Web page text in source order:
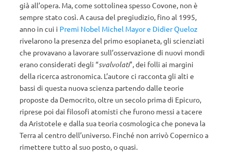
già all’opera. Ma, come sottolinea spesso Covone, non è
sempre stato così. A causa del pregiudizio, fino al 1995,
anno in cui i Premi Nobel Michel Mayor e Didier Queloz
rivelarono la presenza del primo esopianeta, gli scienziati
che provavano a lavorare sull’osservazione di nuovi mondi
erano considerati degli “svalvolati”, dei folli ai margini
della ricerca astronomica. L’autore ci racconta gli alti e
bassi di questa nuova scienza partendo dalle teorie
proposte da Democrito, oltre un secolo prima di Epicuro,
riprese poi dai filosofi atomisti che furono messi a tacere
da Aristotele e dalla sua teoria cosmologica che poneva la
Terra al centro dell’universo. Finché non arrivò Copernico a
rimettere tutto al suo posto, o quasi.